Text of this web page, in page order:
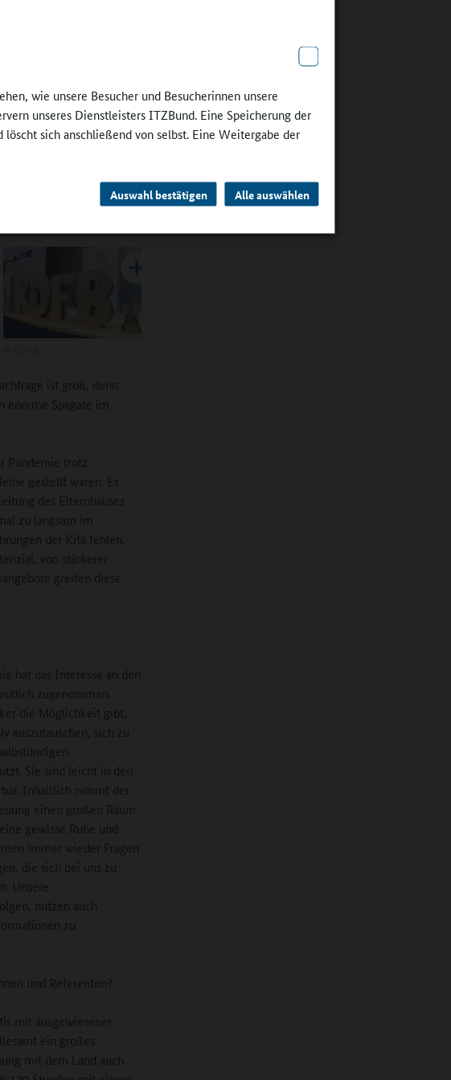
wie unsere Besucher und Besucherinnen unsere
unseres Dienstleisters ITZBund. Eine Speicherung der
sich anschließend von selbst. Eine Weitergabe der
Auswahl bestätigen Alle auswählen
unsere Kinder nun
aus. Daran kann
Attraktivität dieses
auf
verändert hat.
ist groß, denn
enorme Spagate im
Pandemie trotz
gestellt waren. Es
des Elternhauses
zu langsam im
der Kita fehlen.
von stärkerer
greifen diese
hat das Interesse an den
zugenommen.
die Möglichkeit gibt,
auszutauschen, sich zu
Sie sind leicht in den
Inhaltlich nimmt der
einen großen Raum
gewisse Ruhe und
immer wieder Fragen
die sich bei uns zu
Unsere
nutzen auch
zu
und Referenten?
mit ausgewiesener
ein großes
mit dem Land auch